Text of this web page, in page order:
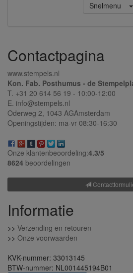
Snelmenu
Contactpagina
www.stempels.nl
Kon. Fab. Posthumus - de
T. +31 20 614 56 19 - 10:00-12:00
E. info@stempels.nl
Oderweg 2, 1043 AGAmsterdam
Openingstijden: ma-vr 08:30-16:30
Onze klantenbeoordeling:4.3/5
8624 beoordelingen
Informatie
>> Verzending en retouren
>> Onze voorwaarden
KVK-nummer: 33013145
BTW-nummer: NL001445194B01